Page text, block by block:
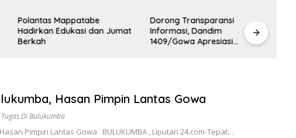
Mappatabe
Edukasi dan Jumat
Dorong Transparansi
Informasi, Dandim
1409/Gowa Apresiasi
Wujud
TNI
1409-07/
Karya
Hasan Pimpin Lantas Gowa
Di Bulukumba
Pimpin Lantas Gowa BULUKUMBA , Liputan 24.com-Tepat…